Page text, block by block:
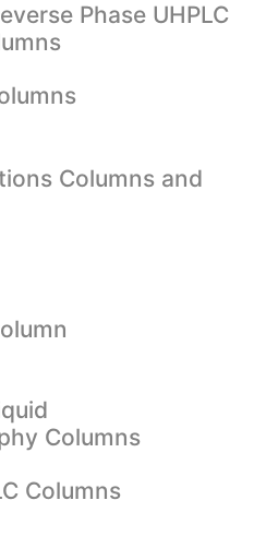
Phase UHPLC
Columns and
Columns
Columns